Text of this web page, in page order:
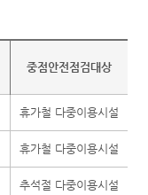
중점안전점검대상
휴가철 다중이용시설
휴가철 다중이용시설
추석절 다중이용시설